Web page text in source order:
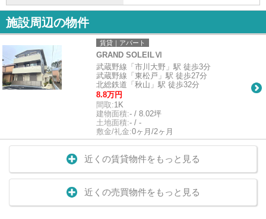
施設周辺の物件
賃貸｜アパート
GRAND SOLEILⅥ
武蔵野線「市川大野」駅 徒歩3分
武蔵野線「東松戸」駅 徒歩27分
北総鉄道「秋山」駅 徒歩32分
8.8万円
間取:1K
建物面積:- / 8.02坪
土地面積:- / -
敷金/礼金:0ヶ月/2ヶ月
近くの賃貸物件をもっと見る
近くの売買物件をもっと見る